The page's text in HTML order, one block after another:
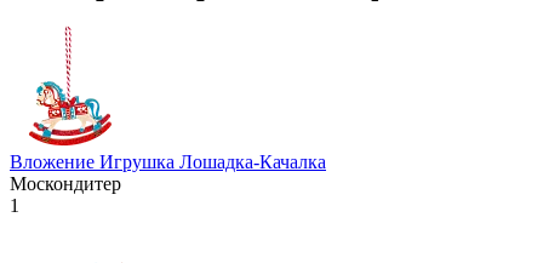
Вложение Игрушка Лошадка-Качалка
Москондитер
1